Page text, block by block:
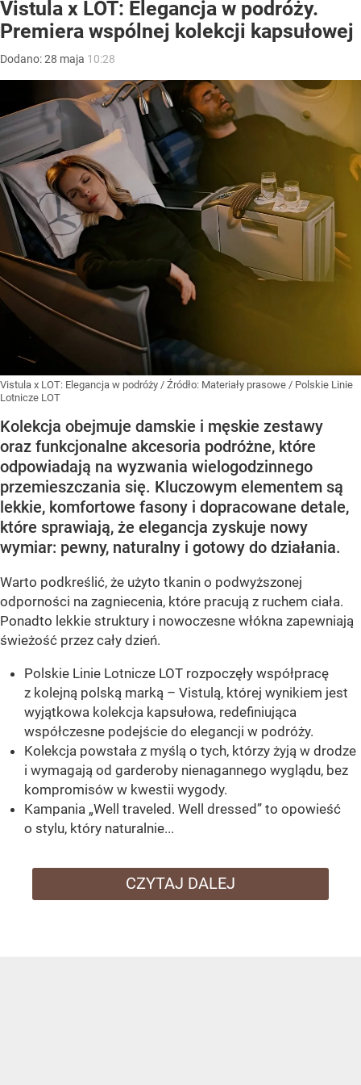
Vistula x LOT: Elegancja w podróży.
Premiera wspólnej kolekcji kapsułowej
Dodano:28 maja 10:28
Vistula x LOT: Elegancja w podróży / Źródło: Materiały prasowe / Polskie Linie
Lotnicze LOT
Kolekcja obejmuje damskie i męskie zestawy
oraz funkcjonalne akcesoria podróżne, które
odpowiadają na wyzwania wielogodzinnego
przemieszczania się. Kluczowym elementem są
lekkie, komfortowe fasony i dopracowane detale,
które sprawiają, że elegancja zyskuje nowy
wymiar: pewny, naturalny i gotowy do działania.
Warto podkreślić, że użyto tkanin o podwyższonej
odporności na zagniecenia, które pracują z ruchem ciała.
Ponadto lekkie struktury i nowoczesne włókna zapewniają
świeżość przez cały dzień.
Polskie Linie Lotnicze LOT rozpoczęły współpracę
z kolejną polską marką – Vistulą, której wynikiem jest
wyjątkowa kolekcja kapsułowa, redefiniująca
współczesne podejście do elegancji w podróży.
Kolekcja powstała z myślą o tych, którzy żyją w drodze
i wymagają od garderoby nienagannego wyglądu, bez
kompromisów w kwestii wygody.
Kampania „Well traveled. Well dressed” to opowieść
o stylu, który naturalnie...
CZYTAJ DALEJ